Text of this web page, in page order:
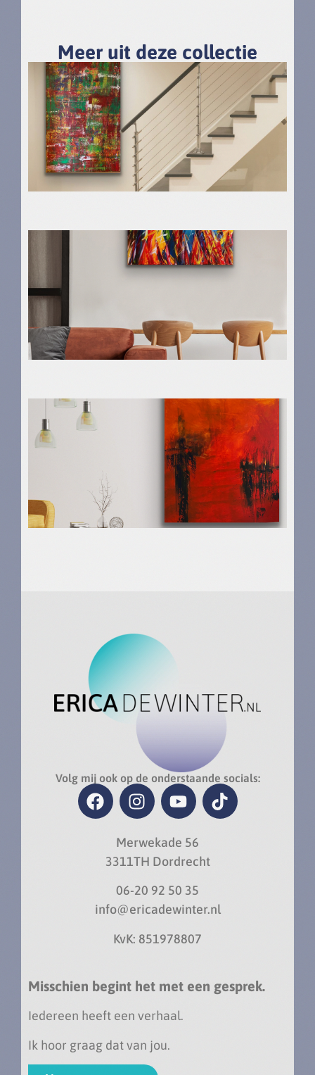
Meer uit deze collectie
Volg mij ook op de onderstaande socials:
Merwekade 56
3311TH Dordrecht
06-20 92 50 35
info@ericadewinter.nl
KvK: 851978807
Misschien begint het met een gesprek.
Iedereen heeft een verhaal.
Ik hoor graag dat van jou.